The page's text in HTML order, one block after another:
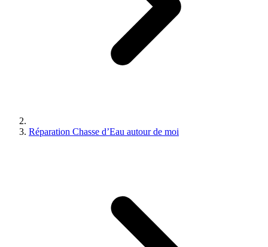
Réparation Chasse d’Eau autour de moi